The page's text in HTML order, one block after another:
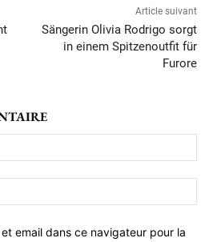
Article suivant
Sängerin Olivia Rodrigo sorgt
in einem Spitzenoutfit für
Furore
:*
:*
email dans ce navigateur pour la